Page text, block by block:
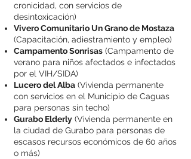
cronicidad, con servicios de
desintoxicación)
Vivero Comunitario Un Grano de Mostaza
(Capacitación, adiestramiento y empleo)
Campamento Sonrisas (Campamento de
verano para niños afectados e infectados
por el VIH/SIDA)
Lucero del Alba (Vivienda permanente
con servicios en el Municipio de Caguas
para personas sin techo)
Gurabo Elderly (Vivienda permanente en
la ciudad de Gurabo para personas de
escasos recursos económicos de 60 años
o más)